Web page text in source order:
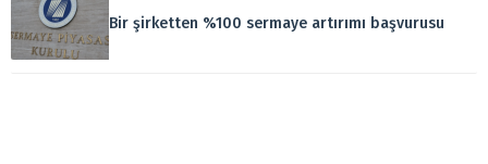
Bir şirketten %100 sermaye artırımı başvurusu